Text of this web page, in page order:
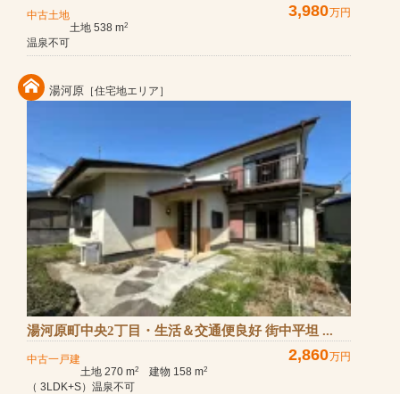
中古土地 3,980万円
土地 538 m2
温泉不可
湯河原 ［住宅地エリア］
湯河原町中央2丁目・生活＆交通便良好 街中平坦 ...
中古一戸建 2,860万円
土地 270 m2 建物 158 m2
（ 3LDK+S）温泉不可